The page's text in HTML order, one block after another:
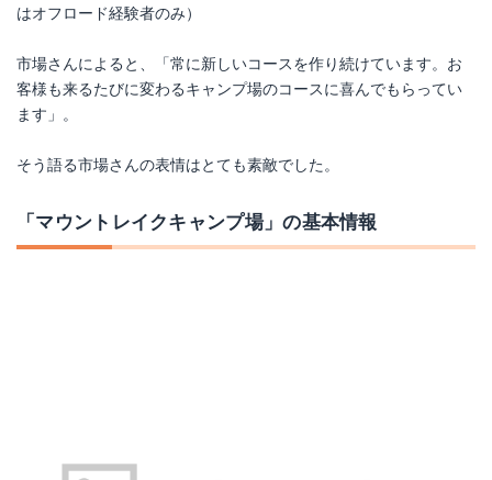
はオフロード経験者のみ）
市場さんによると、「常に新しいコースを作り続けています。お
客様も来るたびに変わるキャンプ場のコースに喜んでもらってい
ます」。
そう語る市場さんの表情はとても素敵でした。
「マウントレイクキャンプ場」の基本情報